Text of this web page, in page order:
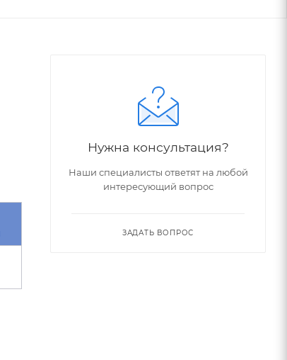
Нужна консультация?
Наши специалисты ответят на любой
интересующий вопрос
ЗАДАТЬ ВОПРОС